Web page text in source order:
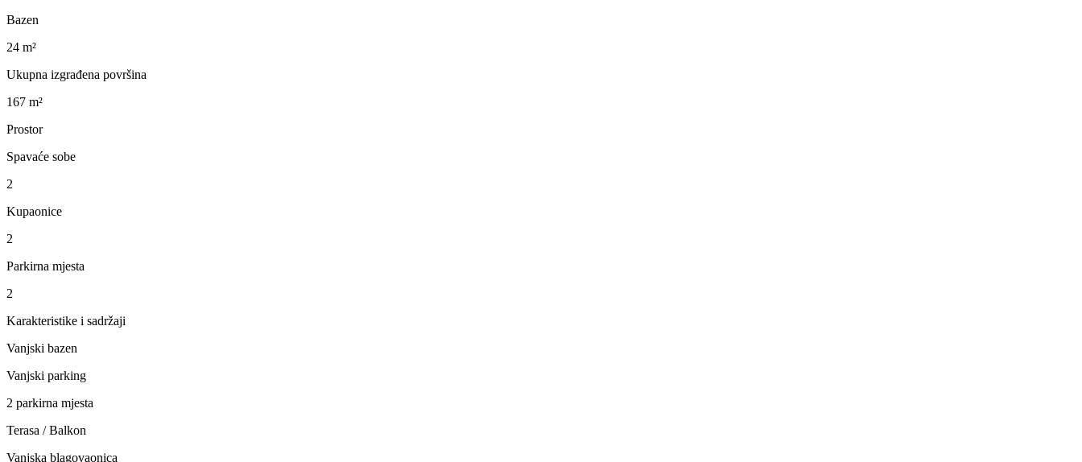
Bazen
24 m²
Ukupna izgrađena površina
167 m²
Prostor
Spavaće sobe
2
Kupaonice
2
Parkirna mjesta
2
Karakteristike i sadržaji
Vanjski bazen
Vanjski parking
2 parkirna mjesta
Terasa / Balkon
Vanjska blagovaonica